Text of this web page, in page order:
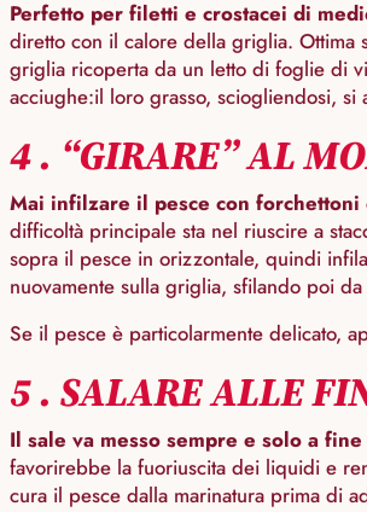
Perfetto per filetti e crostacei di
diretto con il calore della griglia. Ottima
griglia ricoperta da un letto di foglie di
acciughe:il loro grasso, sciogliendosi, si
4 . “GIRARE” AL
Mai infilzare il pesce con
difficoltà principale sta nel riuscire a
sopra il pesce in orizzontale, quindi
nuovamente sulla griglia, sfilando poi
Se il pesce è particolarmente delicato,
5 . SALARE ALLE
Il sale va messo sempre e solo a
favorirebbe la fuoriuscita dei liquidi e
cura il pesce dalla marinatura prima di